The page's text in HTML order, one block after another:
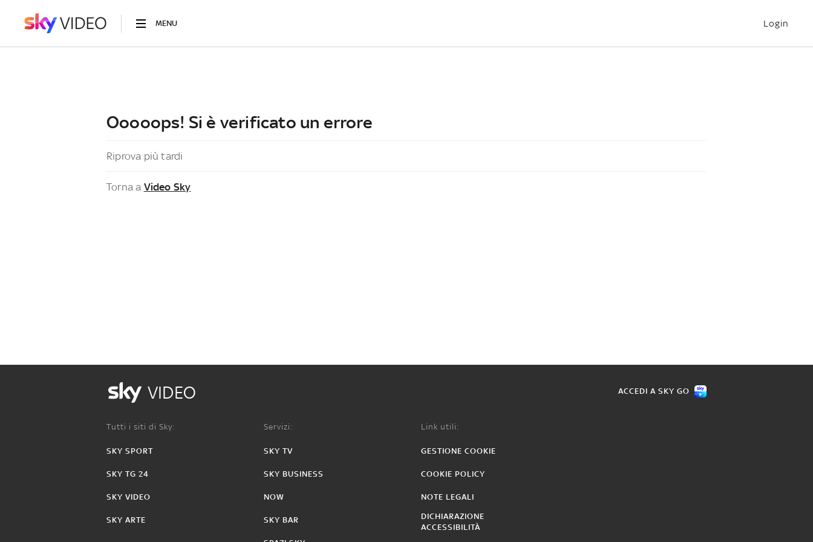
MENU Login
Ooooops! Si è verificato un errore
Riprova più tardi
Torna a Video Sky
VIDEO ACCEDI A SKY GO
Tutti i siti di Sky:
SKY SPORT
SKY TG 24
SKY VIDEO
SKY ARTE
Servizi:
SKY TV
SKY BUSINESS
NOW
SKY BAR
Link utili:
GESTIONE COOKIE
COOKIE POLICY
NOTE LEGALI
DICHIARAZIONE
ACCESSIBILITÀ